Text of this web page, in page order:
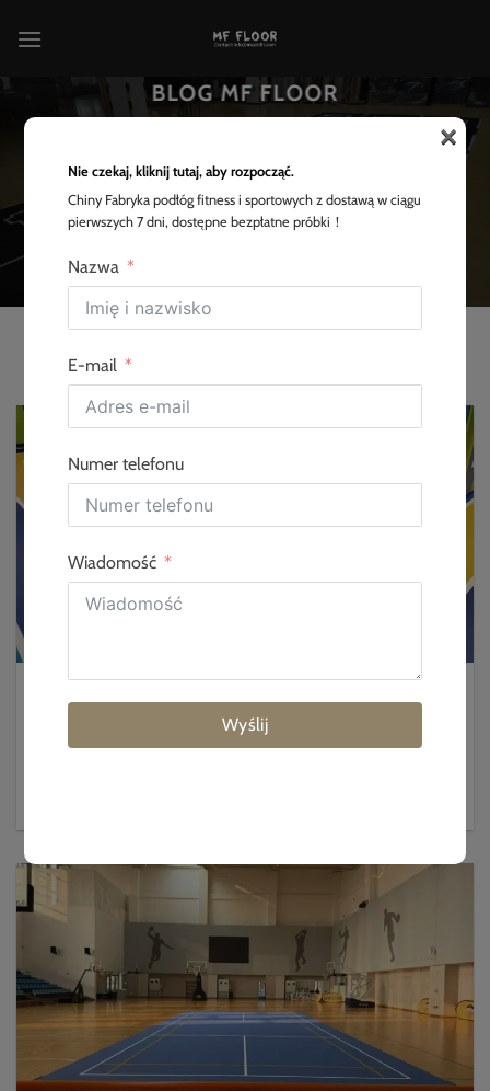
do
BLOG MF FLOOR
wysokim poziomie, nie można ich przegapić.
Strona główna"Blog
What Should a PVC Sports Flooring Tender Include
2026-08-05
A strong PVC sports flooring tender must state exact wear layer thickness, total
Nie czekaj, kliknij tutaj, aby rozpocząć.
Chiny Fabryka podłóg fitness i sportowych z dostawą w ciągu
pierwszych 7 dni, dostępne bezpłatne próbki！
Nazwa
E-mail
Numer telefonu
Wiadomość
Wyślij
×